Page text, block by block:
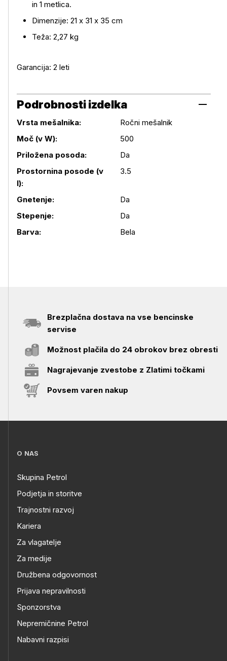
in 1 metlica.
Dimenzije: 21 x 31 x 35 cm
Teža: 2,27 kg
Garancija: 2 leti
Podrobnosti izdelka
Podrobnosti izdelka
Vrsta mešalnika:
Ročni mešalnik
Moč (v W):
500
Priložena posoda:
Da
Prostornina posode (v
l):
3.5
Gnetenje:
Da
Stepenje:
Da
Barva:
Bela
Brezplačna dostava na vse bencinske
servise
Možnost plačila do 24 obrokov brez obresti
Nagrajevanje zvestobe z Zlatimi točkami
Povsem varen nakup
O NAS
Skupina Petrol
Podjetja in storitve
Trajnostni razvoj
Kariera
Za vlagatelje
Za medije
Družbena odgovornost
Prijava nepravilnosti
Sponzorstva
Nepremičnine Petrol
Nabavni razpisi